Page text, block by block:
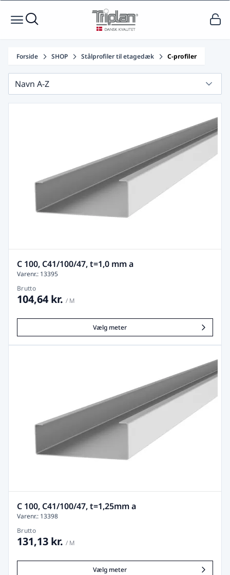
Forside SHOP Stålprofiler til etagedæk C-profiler
Navn A-Z
C 100, C41/100/47, t=1,0 mm a
Varenr.: 13395
Brutto
104,64 kr. / M
Vælg meter
C 100, C41/100/47, t=1,25mm a
Varenr.: 13398
Brutto
131,13 kr. / M
Vælg meter